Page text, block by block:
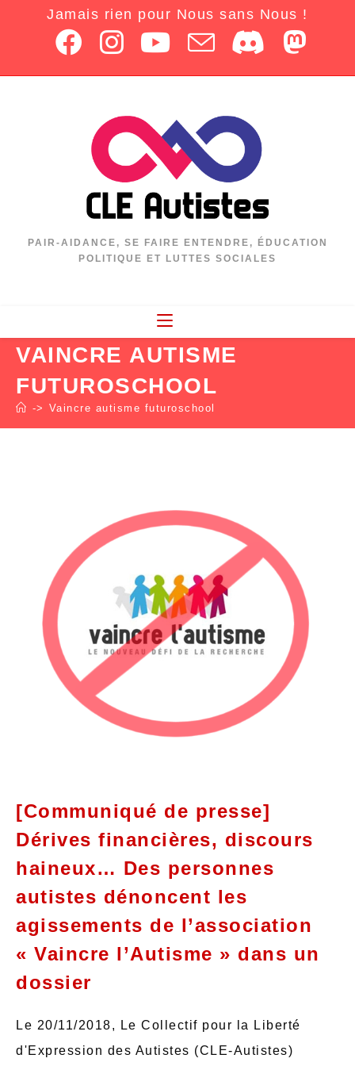
Jamais rien pour Nous sans Nous !
PAIR-AIDANCE, SE FAIRE ENTENDRE, ÉDUCATION
POLITIQUE ET LUTTES SOCIALES
VAINCRE AUTISME
FUTUROSCHOOL
-> Vaincre autisme futuroschool
[Communiqué de presse]
Dérives financières, discours
haineux… Des personnes
autistes dénoncent les
agissements de l’association
« Vaincre l’Autisme » dans un
dossier
Le 20/11/2018, Le Collectif pour la Liberté
d'Expression des Autistes (CLE-Autistes)